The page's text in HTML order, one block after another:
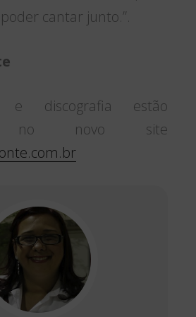
cantar junto.”.
e discografia estão
no novo site